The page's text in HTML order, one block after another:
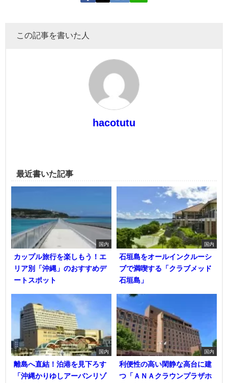
この記事を書いた人
hacotutu
最近書いた記事
国内
カップル旅行を楽しもう！エ
リア別「沖縄」のおすすめデ
ートスポット
国内
石垣島をオールインクルーシ
ブで満喫する「クラブメッド
石垣島」
国内
離島へ直結！泊港を見下ろす
「沖縄かりゆしアーバンリゾ
国内
利便性の高い閑静な高台に建
つ「ＡＮＡクラウンプラザホ